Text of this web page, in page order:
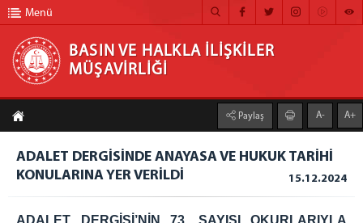
BASIN VE HALKLA İLİŞKİLER MÜŞAVİRLİĞİ
ANA SAYFA
MÜŞAVİRLİĞİMİZ
HABER ARŞİVİ
Menü
BASIN VE HALKLA İLİŞKİLER
MÜŞAVİRLİĞİ
Paylaş A- A+
ADALET DERGİSİNDE ANAYASA VE HUKUK TARİHİ
KONULARINA YER VERİLDİ
15.12.2024
ADALET DERGİSİ’NİN 73. SAYISI OKURLARIYLA